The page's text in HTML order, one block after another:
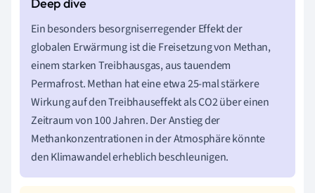
Ein besonders besorgniserregender Effekt der
globalen Erwärmung ist die Freisetzung von Methan,
einem starken Treibhausgas, aus tauendem
Permafrost. Methan hat eine etwa 25-mal stärkere
Wirkung auf den Treibhauseffekt als CO2 über einen
Zeitraum von 100 Jahren. Der Anstieg der
Methankonzentrationen in der Atmosphäre könnte
den Klimawandel erheblich beschleunigen.